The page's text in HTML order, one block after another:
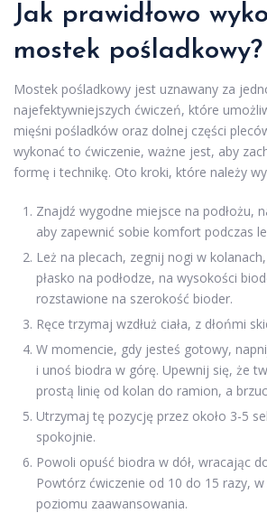
Jak prawidłowo
mostek pośladkowy?
Mostek pośladkowy jest uznawany za
najefektywniejszych ćwiczeń, które
mięśni pośladków oraz dolnej części
wykonać to ćwiczenie, ważne jest, aby
formę i technikę. Oto kroki, które należy
Znajdź wygodne miejsce na podłożu,
aby zapewnić sobie komfort podczas
Leż na plecach, zegnij nogi w
płasko na podłodze, na wysokości
rozstawione na szerokość bioder.
Ręce trzymaj wzdłuż ciała, z dłońmi
W momencie, gdy jesteś gotowy,
i unoś biodra w górę. Upewnij się, że
prostą linię od kolan do ramion, a
Utrzymaj tę pozycję przez około 3-5
spokojnie.
Powoli opuść biodra w dół, wracając
Powtórz ćwiczenie od 10 do 15 razy,
poziomu zaawansowania.